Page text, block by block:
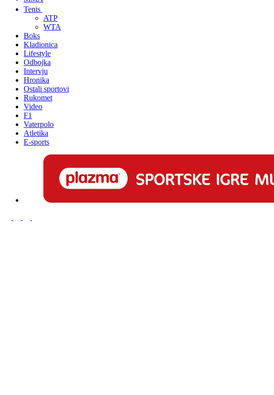
Tenis
ATP
WTA
Boks
Kladionica
Lifestyle
Odbojka
Intervju
Hronika
Ostali sportovi
Rukomet
Video
F1
Vaterpolo
Atletika
E-sports